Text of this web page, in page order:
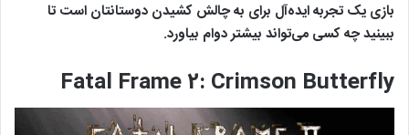
بازی یک تجربه ایده‌آل برای به چالش کشیدن دوستانتان است تا
ببینید چه کسی می‌تواند بیشتر دوام بیاورد.
Fatal Frame 2: Crimson Butterfly